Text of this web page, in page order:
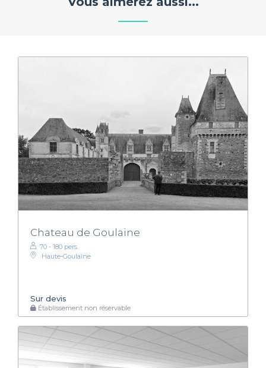
Chateau de Goulaine
70 - 180 pers.
Haute-Goulaine
Sur devis
Établissement non réservable